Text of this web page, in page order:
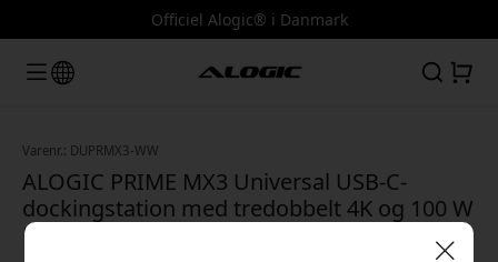
Officiel Alogic® i Danmark
Varenr.: DUPRMX3-WW
ALOGIC PRIME MX3 Universal USB-C-
dockingstation med tredobbelt 4K og 100 W
Power Delivery til laptop - Rumgrå